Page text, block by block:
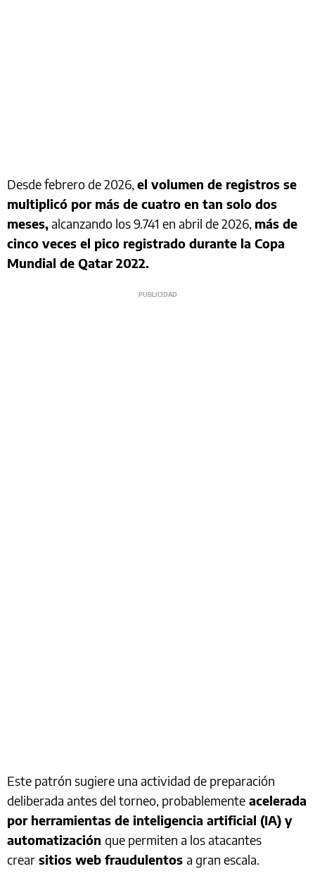
Desde febrero de 2026, el volumen de registros se
multiplicó por más de cuatro en tan solo dos
meses,alcanzando los 9.741 en abril de 2026, más de
cinco veces el pico registrado durante la Copa
Mundial de Qatar 2022.
Este patrón sugiere una actividad de preparación
deliberada antes del torneo, probablemente acelerada
por herramientas de inteligencia artificial (IA) y
automatización que permiten a los atacantes
crear sitios web fraudulentos a gran escala.